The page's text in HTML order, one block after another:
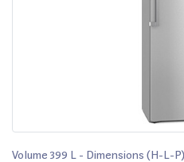
Volume 399 L - Dimensions (H-L-